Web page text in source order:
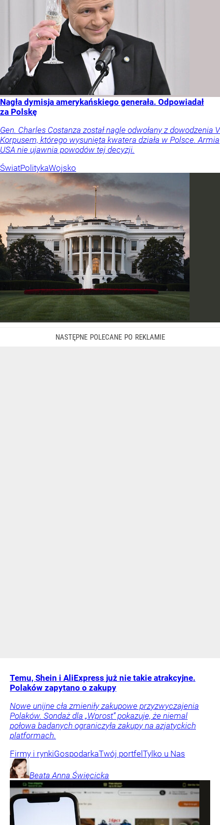
Nagła dymisja amerykańskiego generała. Odpowiadał
za Polskę
Gen. Charles Costanza został nagle odwołany z dowodzenia V
Korpusem, którego wysunięta kwatera działa w Polsce. Armia
USA nie ujawnia powodów tej decyzji.
ŚwiatPolitykaWojsko
Temu, Shein i AliExpress już nie takie atrakcyjne.
Polaków zapytano o zakupy
Nowe unijne cła zmieniły zakupowe przyzwyczajenia
Polaków. Sondaż dla „Wprost” pokazuje, że niemal
połowa badanych ograniczyła zakupy na azjatyckich
platformach.
Firmy i rynkiGospodarkaTwój portfel Tylko u Nas
Beata Anna Święcicka